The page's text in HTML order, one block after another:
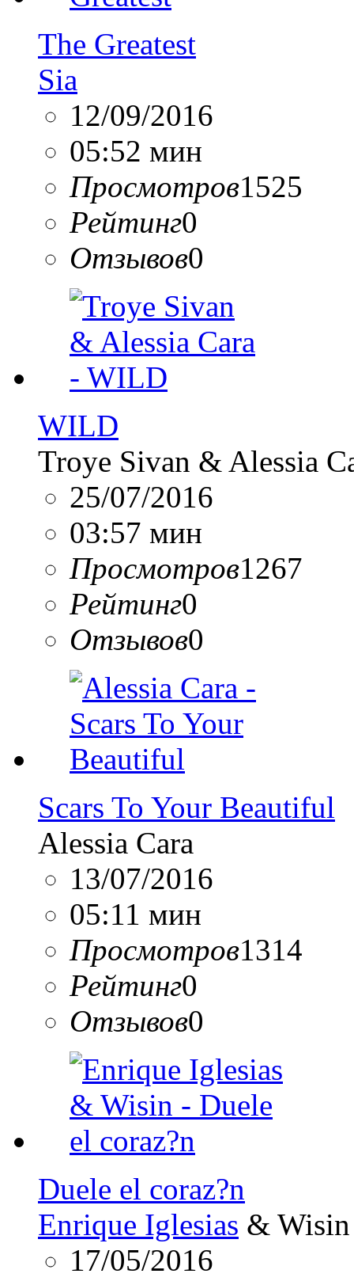
The Greatest
Sia
12/09/2016
05:52 мин
Просмотров1525
Рейтинг0
Отзывов0
WILD
Troye Sivan & Alessia
25/07/2016
03:57 мин
Просмотров1267
Рейтинг0
Отзывов0
Scars To Your Beautiful
Alessia Cara
13/07/2016
05:11 мин
Просмотров1314
Рейтинг0
Отзывов0
Duele el coraz?n
Enrique Iglesias & Wisin
17/05/2016